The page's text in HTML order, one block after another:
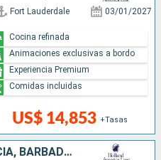
Fort Lauderdale 03/01/2027
US$ 14,853 +Tasas
Cocina refinada
Animaciones exclusivas a bordo
Experiencia Premium
Comidas incluidas
ARGENTINA, BRASIL, FRANCIA, BARBADOS, SANTA LUCIA, ANTIGUA Y BARBUDA, PUERTO RICO, ESTADOS UNIDOS